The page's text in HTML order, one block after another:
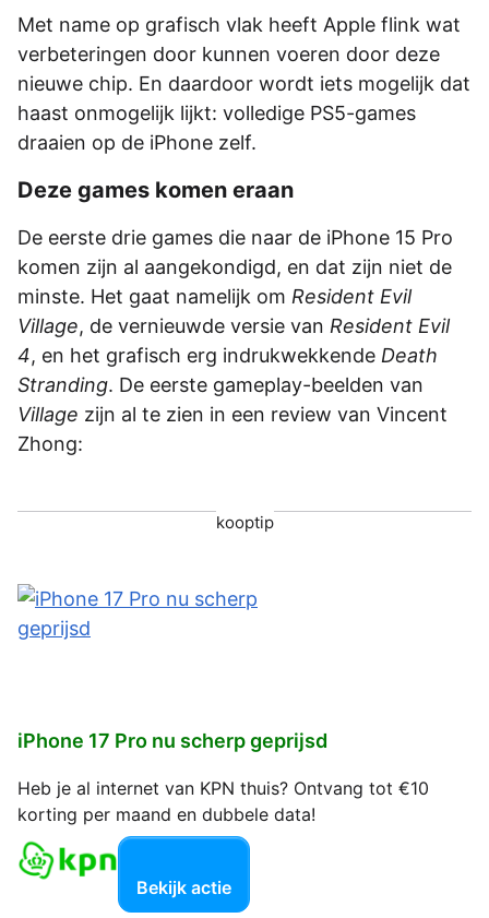
Met name op grafisch vlak heeft Apple flink wat
verbeteringen door kunnen voeren door deze
nieuwe chip. En daardoor wordt iets mogelijk dat
haast onmogelijk lijkt: volledige PS5-games
draaien op de iPhone zelf.
Deze games komen eraan
De eerste drie games die naar de iPhone 15 Pro
komen zijn al aangekondigd, en dat zijn niet de
minste. Het gaat namelijk om Resident Evil
Village, de vernieuwde versie van Resident Evil
4, en het grafisch erg indrukwekkende Death
Stranding. De eerste gameplay-beelden van
Village zijn al te zien in een review van Vincent
Zhong:
kooptip
iPhone 17 Pro nu scherp geprijsd
Heb je al internet van KPN thuis? Ontvang tot €10
korting per maand en dubbele data!
Bekijk actie